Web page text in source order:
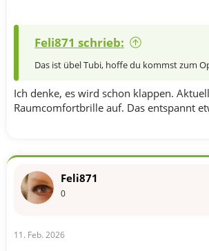
Feli871 schrieb:
Das ist übel Tubi, hoffe du kommst zum
Ich denke, es wird schon klappen.
Raumcomfortbrille auf. Das entspannt
Feli871
0
11. Feb. 2026